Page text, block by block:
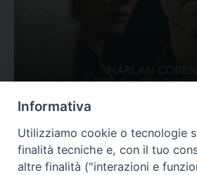
Valutazione
Complesso, Problematico
Tematica: Amore-Sentimenti,
Informativa
Utilizziamo cookie o tecnologie
finalità tecniche e, con il tuo
altre finalità ("interazioni e